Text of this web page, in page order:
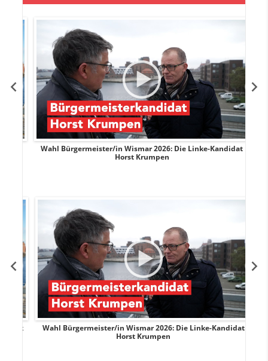
Wahl Bürgermeister/in Wismar 2026: Die Linke-Kandidat
Horst Krumpen
Wahl Bürgermeister/in Wismar 2026: Die Linke-Kandidat
Horst Krumpen